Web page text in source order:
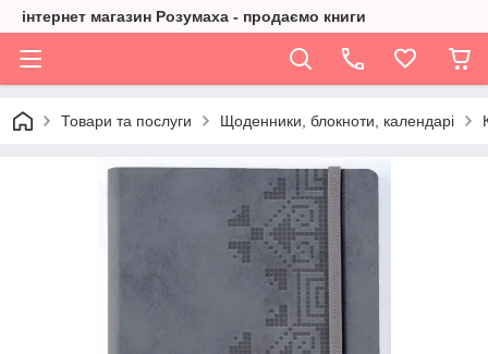
інтернет магазин Розумаха - продаємо книги
Товари та послуги Щоденники, блокноти, календарі